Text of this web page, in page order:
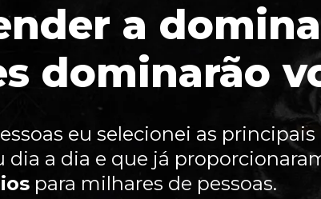
a
dominarão
eu selecionei as principais
a dia e que já
para milhares de pessoas.